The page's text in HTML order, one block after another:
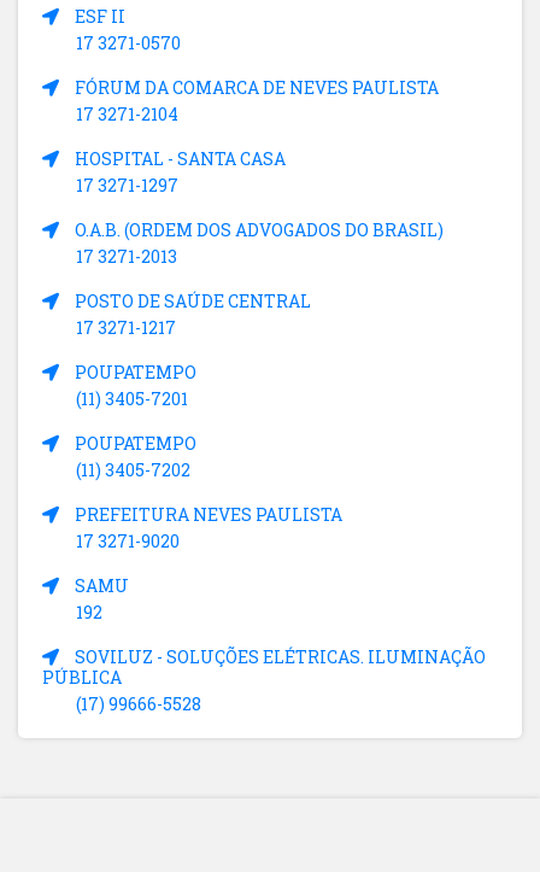
ESF II
17 3271-0570
FÓRUM DA COMARCA DE NEVES PAULISTA
17 3271-2104
HOSPITAL - SANTA CASA
17 3271-1297
O.A.B. (ORDEM DOS ADVOGADOS DO BRASIL)
17 3271-2013
POSTO DE SAÚDE CENTRAL
17 3271-1217
POUPATEMPO
(11) 3405-7201
POUPATEMPO
(11) 3405-7202
PREFEITURA NEVES PAULISTA
17 3271-9020
SAMU
192
SOVILUZ - SOLUÇÕES ELÉTRICAS. ILUMINAÇÃO
PÚBLICA
(17) 99666-5528